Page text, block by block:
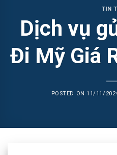
TIN
Dịch vụ
Đi Mỹ Giá
POSTED ON11/11/